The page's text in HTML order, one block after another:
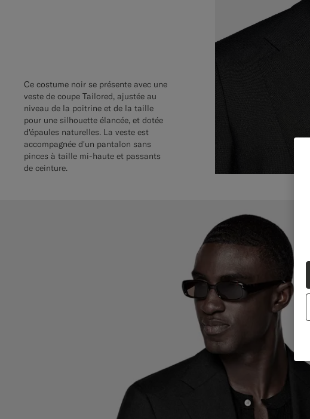
Ce costume noir se présente avec une
veste de coupe Tailored, ajustée au
niveau de la poitrine et de la taille
pour une silhouette élancée, et dotée
d'épaules naturelles. La veste est
accompagnée d'un pantalon sans
pinces à taille mi-haute et passants
de ceinture.